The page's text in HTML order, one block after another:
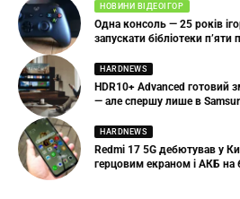
НОВИНИ ВІДЕОІГОР
Одна консоль — 25 років
запускати бібліотеки п’яти
HARDNEWS
HDR10+ Advanced готовий
— але спершу лише в
HARDNEWS
Redmi 17 5G дебютував у
герцовим екраном і АКБ на